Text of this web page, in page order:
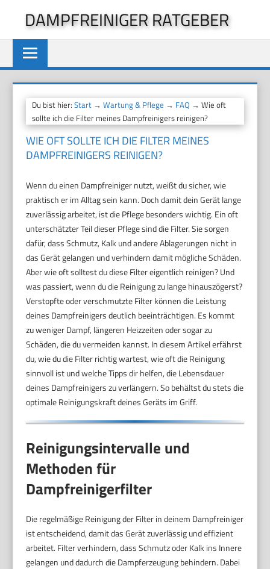
springen
DAMPFREINIGER RATGEBER
Du bist hier:Start →Wartung & Pflege → FAQ → Wie oft
sollte ich die Filter meines Dampfreinigers reinigen?
WIE OFT SOLLTE ICH DIE FILTER MEINES
DAMPFREINIGERS REINIGEN?
Wenn du einen Dampfreiniger nutzt, weißt du sicher, wie
praktisch er im Alltag sein kann. Doch damit dein Gerät lange
zuverlässig arbeitet, ist die Pflege besonders wichtig. Ein oft
unterschätzter Teil dieser Pflege sind die Filter. Sie sorgen
dafür, dass Schmutz, Kalk und andere Ablagerungen nicht in
das Gerät gelangen und verhindern damit mögliche Schäden.
Aber wie oft solltest du diese Filter eigentlich reinigen? Und
was passiert, wenn du die Reinigung zu lange hinauszögerst?
Verstopfte oder verschmutzte Filter können die Leistung
deines Dampfreinigers deutlich beeinträchtigen. Es kommt
zu weniger Dampf, längeren Heizzeiten oder sogar zu
Schäden, die du vermeiden kannst. In diesem Artikel erfährst
du, wie du die Filter richtig wartest, wie oft die Reinigung
sinnvoll ist und welche Tipps dir helfen, die Lebensdauer
deines Dampfreinigers zu verlängern. So behältst du stets die
optimale Reinigungskraft deines Geräts im Griff.
Reinigungsintervalle und
Methoden für
Dampfreinigerfilter
Die regelmäßige Reinigung der Filter in deinem Dampfreiniger
ist entscheidend, damit das Gerät zuverlässig und effizient
arbeitet. Filter verhindern, dass Schmutz oder Kalk ins Innere
gelangen und dadurch die Dampferzeugung behindern. Dabei